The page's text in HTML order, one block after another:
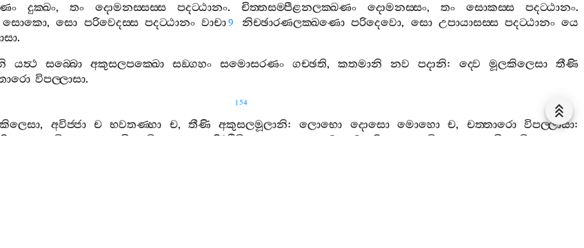
දුක‍්ඛං, තං දොමනස‍්සස‍්ස පදට‍්ඨානං. චිත‍්තසම‍්පීළනලක‍්ඛණං දොමනස‍්සං, තං සොකස‍්ස පදට‍්ඨානං.
සොකො,සො පරිවෙදස‍්ස පදට‍්ඨානං වාචා9 නිච‍්ඡාරණලක‍්ඛණො පරිදෙවො, සො උපායාසස‍්ස පදට‍්ඨානං යෙ
.
යත්‍ථ සබ‍්බො අකුසලපක‍්ඛො සඞ‍්ගහං සමොසරණං ගච‍්ඡති, කතමානි නව පදානි: ද‍්වෙ මූලකිලෙසා
තීණි
විපල‍්ලාසා.
154
, අවිජ‍්ජා ච භවතණ‍්හා ච, තීණි අකුසලමූලානි:ලොභො දොසො මොහො ච, චත‍්තාරො විපල‍්ලාසා:
සඤ‍්ඤාවිපල‍්ලාසො චිත‍්තවිපල‍්ලාසො දිට‍්ඨිවිපල‍්ලාසො දුක‍්ඛෙ සුඛන‍්ති සඤ‍්ඤාවිපල‍්ලාසො
චිත‍්තවිපල‍්ලාසො